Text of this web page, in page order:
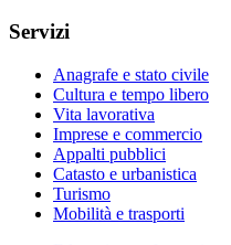
Servizi
Anagrafe e stato civile
Cultura e tempo libero
Vita lavorativa
Imprese e commercio
Appalti pubblici
Catasto e urbanistica
Turismo
Mobilità e trasporti